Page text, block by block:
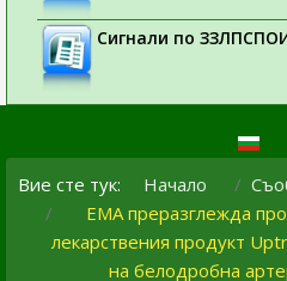
Сигнали по
Вие сте тук: Начало
ЕМА преразглежда
лекарствения продукт
на белодробна